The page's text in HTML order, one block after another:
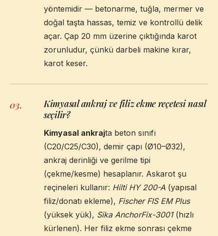
yöntemidir — betonarme, tuğla, mermer ve
doğal taşta hassas, temiz ve kontrollü delik
açar. Çap 20 mm üzerine çıktığında karot
zorunludur, çünkü darbeli makine kırar,
karot keser.
03.
Kimyasal ankraj ve filiz ekme reçetesi nasıl
seçilir?
Kimyasal ankrajta beton sınıfı
(C20/C25/C30), demir çapı (Ø10–Ø32),
ankraj derinliği ve gerilme tipi
(çekme/kesme) hesaplanır. Askarot şu
reçineleri kullanır: Hilti HY 200-A (yapısal
filiz/donatı ekleme), Fischer FIS EM Plus
(yüksek yük), Sika AnchorFix-3001(hızlı
kürlenen). Her filiz ekme sonrası çekme